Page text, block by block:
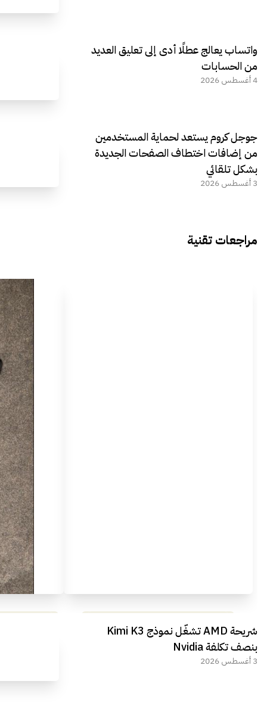
واتساب يعالج عطلًا أدى إلى تعليق العديد
من الحسابات
4 أغسطس 2026
جوجل كروم يستعد لحماية المستخدمين
من إضافات اختطاف الصفحات الجديدة
بشكل تلقائي
3 أغسطس 2026
مراجعات تقنية
مراجعة شاملة لعملاق الألعاب
الجديد REDMAGIC 11 AIR
شريحة AMD تشغّل نموذج Kimi K3
بنصف تكلفة Nvidia
3 أغسطس 2026